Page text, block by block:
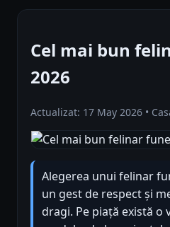
Cel mai bun
2026
Actualizat: 17 May 2026 •
Alegerea unui felinar
un gest de respect și
dragi. Pe piață există o